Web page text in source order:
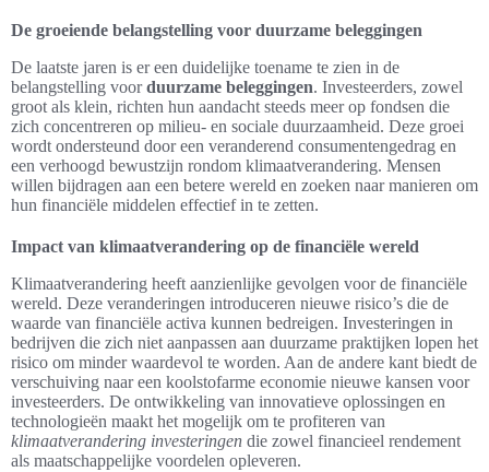
De groeiende belangstelling voor duurzame beleggingen
De laatste jaren is er een duidelijke toename te zien in de
belangstelling voorduurzame beleggingen. Investeerders, zowel
groot als klein, richten hun aandacht steeds meer op fondsen die
zich concentreren op milieu- en sociale duurzaamheid. Deze groei
wordt ondersteund door een veranderend consumentengedrag en
een verhoogd bewustzijn rondom klimaatverandering. Mensen
willen bijdragen aan een betere wereld en zoeken naar manieren om
hun financiële middelen effectief in te zetten.
Impact van klimaatverandering op de financiële wereld
Klimaatverandering heeft aanzienlijke gevolgen voor de financiële
wereld. Deze veranderingen introduceren nieuwe risico’s die de
waarde van financiële activa kunnen bedreigen. Investeringen in
bedrijven die zich niet aanpassen aan duurzame praktijken lopen het
risico om minder waardevol te worden. Aan de andere kant biedt de
verschuiving naar een koolstofarme economie nieuwe kansen voor
investeerders. De ontwikkeling van innovatieve oplossingen en
technologieën maakt het mogelijk om te profiteren van
klimaatverandering investeringen die zowel financieel rendement
als maatschappelijke voordelen opleveren.